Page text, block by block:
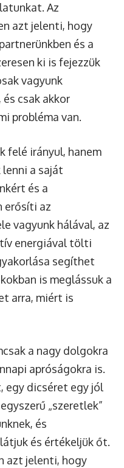
Az
azt jelenti, hogy
és a
ki is fejezzük
vagyunk
csak akkor
probléma van.
felé irányul, hanem
a saját
és a
erősíti az
vagyunk hálával, az
energiával tölti
segíthet
is meglássuk a
arra, miért is
a nagy dolgokra
apróságokra is.
egy dicséret egy jól
„szeretlek”
és
és értékeljük őt.
azt jelenti, hogy